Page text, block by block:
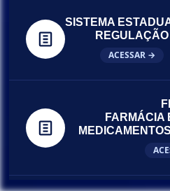
SISTEMA
REGULAÇÃO
ACESSAR →
FARMÁCIA